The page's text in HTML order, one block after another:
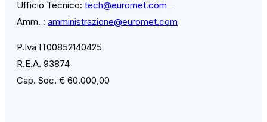
Ufficio Tecnico: tech@euromet.com
Amm. : amministrazione@euromet.com
P.Iva IT00852140425
R.E.A. 93874
Cap. Soc. € 60.000,00